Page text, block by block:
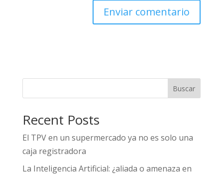
Buscar
Recent Posts
El TPV en un supermercado ya no es solo una
caja registradora
La Inteligencia Artificial: ¿aliada o amenaza en